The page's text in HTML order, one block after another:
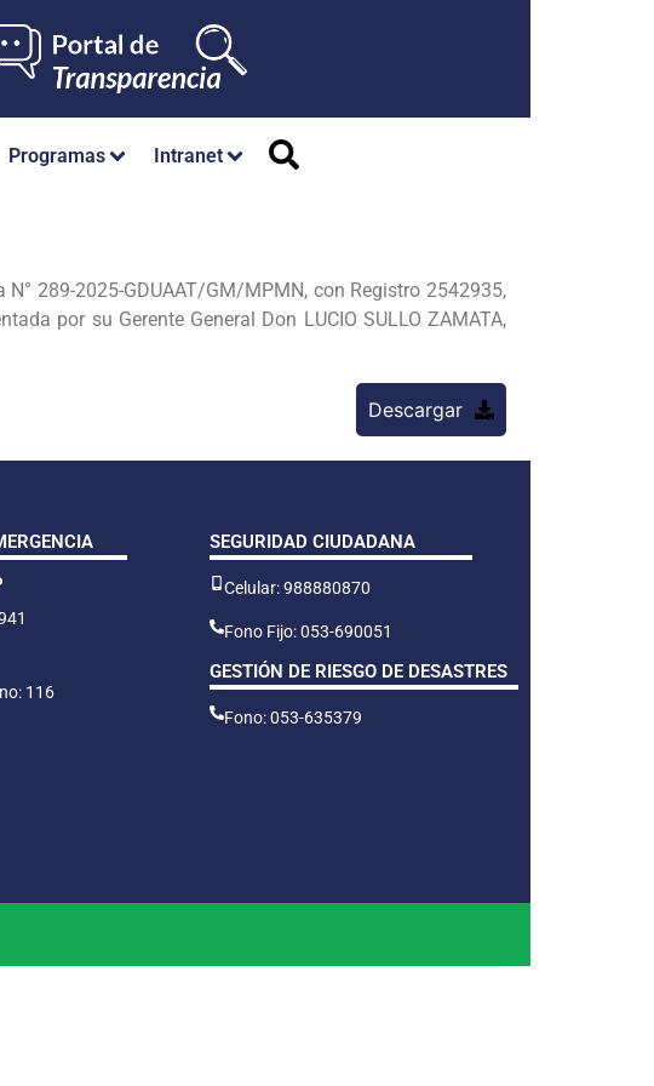
Programas Intranet
289-2025-GDUAAT/GM/MPMN, con Registro 2542935,
por su Gerente General Don LUCIO SULLO ZAMATA,
Descargar
116
SEGURIDAD CIUDADANA
Celular: 988880870
Fono Fijo: 053-690051
GESTIÓN DE RIESGO DE DESASTRES
Fono: 053-635379